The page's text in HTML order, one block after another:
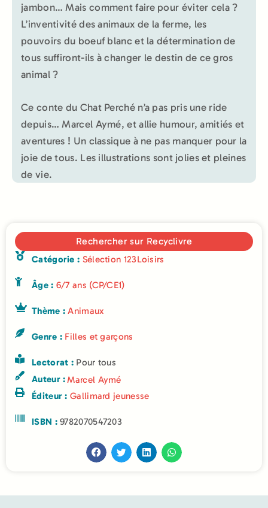
jambon… Mais comment faire pour éviter cela ?
L’inventivité des animaux de la ferme, les
pouvoirs du boeuf blanc et la détermination de
tous suffiront-ils à changer le destin de ce gros
animal ?
Ce conte du Chat Perché n’a pas pris une ride
depuis… Marcel Aymé, et allie humour, amitiés et
aventures ! Un classique à ne pas manquer pour la
joie de tous. Les illustrations sont jolies et pleines
de vie.
Rechercher sur Recyclivre
Catégorie : Sélection 123Loisirs
Âge : 6/7 ans (CP/CE1)
Thème :Animaux
Genre : Filles et garçons
Lectorat : Pour tous
Auteur :Marcel Aymé
Éditeur : Gallimard jeunesse
ISBN :9782070547203